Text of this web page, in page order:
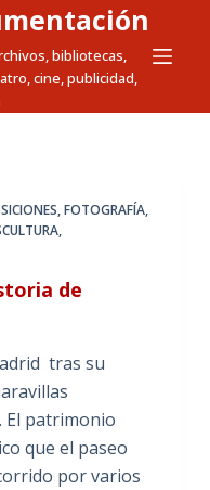
bibliotecas,
cine, publicidad,
,FOTOGRAFÍA,
de
tras su
El patrimonio
que el paseo
por varios